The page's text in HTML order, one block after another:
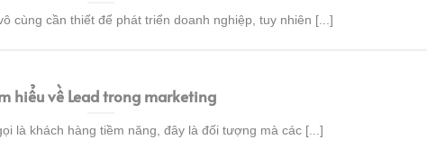
cùng cần thiết để phát triển doanh nghiệp, tuy nhiên [...]
hiểu về Lead trong marketing
là khách hàng tiềm năng, đây là đối tượng mà các [...]